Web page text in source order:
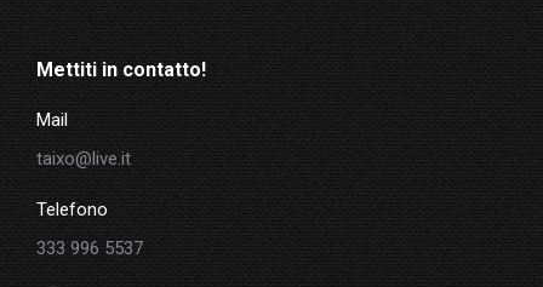
Mettiti in contatto!
Mail
taixo@live.it
Telefono
333 996 5537